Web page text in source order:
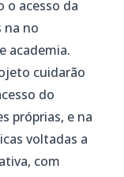
o acesso da
na no
academia.
cuidarão
do
próprias, e na
voltadas a
com